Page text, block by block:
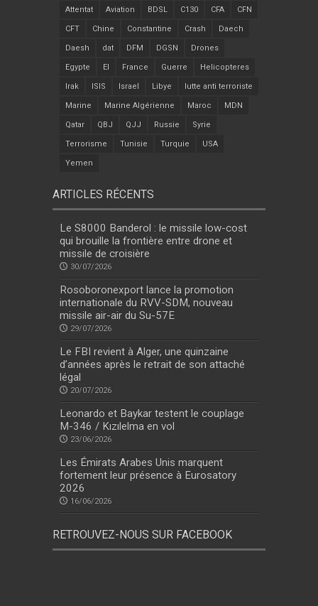
Attentat Aviation BDSL C130 CFA CFN
CFT Chine Constantine Crash Daech
Daesh dat DFM DGSN Drones
Egypte EI France Guerre Helicopteres
Irak ISIS Israel Libye lutte anti terroriste
Marine Marine Algérienne Maroc MDN
Qatar QBJ QJJ Russie Syrie
Terrorisme Tunisie Turquie USA
Yemen
ARTICLES RÉCENTS
Le S8000 Banderol : le missile low-cost
qui brouille la frontière entre drone et
missile de croisière
30/07/2026
Rosoboronexport lance la promotion
internationale du RVV-SDM, nouveau
missile air-air du Su-57E
29/07/2026
Le FBI revient à Alger, une quinzaine
d’années après le retrait de son attaché
légal
20/07/2026
Leonardo et Baykar testent le couplage
M-346 / Kızılelma en vol
23/06/2026
Les Émirats Arabes Unis marquent
fortement leur présence à Eurosatory
2026
16/06/2026
RETROUVEZ-NOUS SUR FACEBOOK